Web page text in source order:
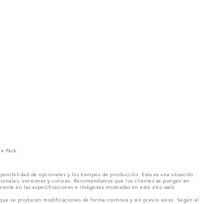
Pack.
de opcionales y los tiempos de producción. Esta es una situación
versiones y colores. Recomendamos que los clientes se pongan en
en las especificaciones e imágenes mostradas en este sitio web.
se producen modificaciones de forma continua y sin previo aviso. Según el